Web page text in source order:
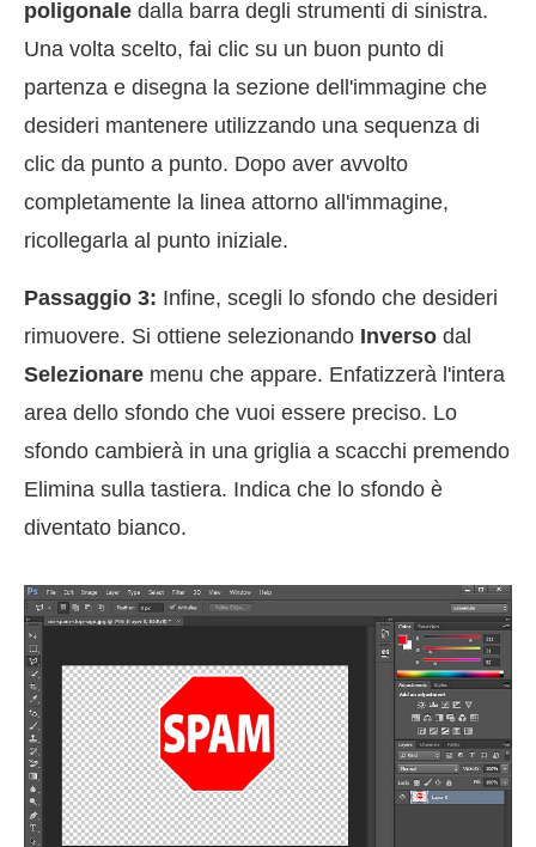
poligonale dalla barra degli strumenti di sinistra.
Una volta scelto, fai clic su un buon punto di
partenza e disegna la sezione dell'immagine che
desideri mantenere utilizzando una sequenza di
clic da punto a punto. Dopo aver avvolto
completamente la linea attorno all'immagine,
ricollegarla al punto iniziale.
Passaggio 3: Infine, scegli lo sfondo che desideri
rimuovere. Si ottiene selezionando Inverso dal
Selezionare menu che appare. Enfatizzerà l'intera
area dello sfondo che vuoi essere preciso. Lo
sfondo cambierà in una griglia a scacchi premendo
Elimina sulla tastiera. Indica che lo sfondo è
diventato bianco.